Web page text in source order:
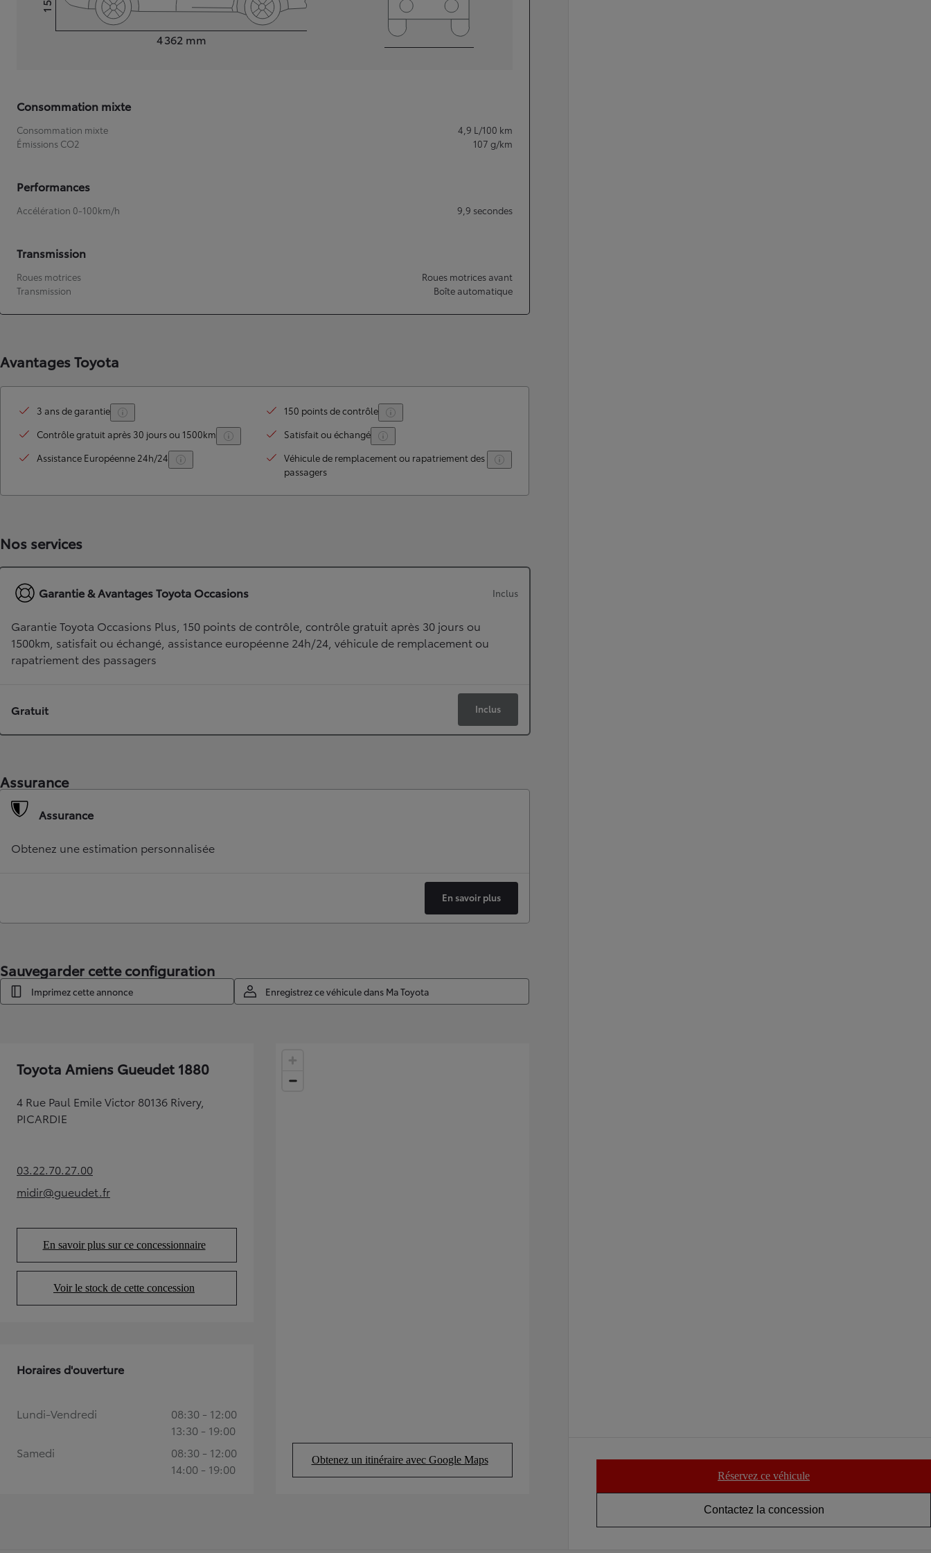
HYBRIDE
Disponible prochainement
TOYOTA C-HR
HYBRIDE OU HYBRIDE RECHARGEABLE
Réservez ce véhicule
Contactez la concession
4 362 mm
Consommation mixte
Consommation mixte 4,9 L/100 km
Émissions CO2
107 g/km
Performances
Accélération 0-100km/h 9,9 secondes
Transmission
Roues motrices
Roues motrices avant
Transmission
Boîte automatique
Avantages Toyota
3 ans de garantie
150 points de contrôle
Contrôle gratuit après 30 jours ou 1500km
Satisfait ou échangé
Assistance Européenne 24h/24
Véhicule de remplacement ou rapatriement des
passagers
Nos services
Garantie & Avantages Toyota Occasions Inclus
Garantie Toyota Occasions Plus, 150 points de contrôle, contrôle gratuit après 30 jours ou
1500km, satisfait ou échangé, assistance européenne 24h/24, véhicule de remplacement ou
rapatriement des passagers
Gratuit Inclus
Assurance
Assurance
Obtenez une estimation personnalisée
En savoir plus
Sauvegarder cette configuration
Imprimez cette annonce Enregistrez ce véhicule dans Ma Toyota
Toyota Amiens Gueudet 1880
4 Rue Paul Emile Victor 80136 Rivery,
PICARDIE
03.22.70.27.00(Opens in new tab)
midir@gueudet.fr(Opens in new tab)
En savoir plus sur ce concessionnaire
(Opens in new tab)
Voir le stock de cette concession
(Opens in new tab)
Obtenez un itinéraire avec Google Maps
(Opens in new tab)
Horaires d'ouverture
Lundi-Vendredi
08:30 - 12:00
13:30 - 19:00
Samedi
08:30 - 12:00
14:00 - 19:00